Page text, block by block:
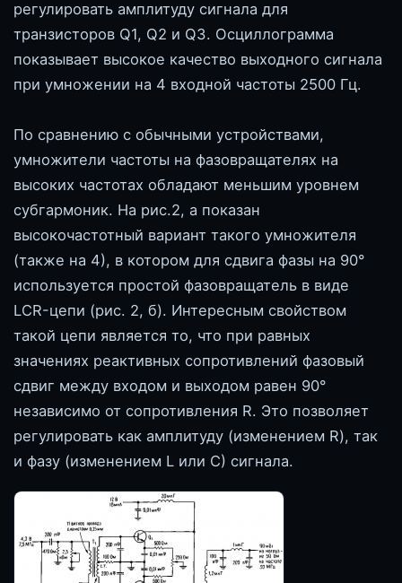
регулировать амплитуду сигнала для
транзисторов Q1, Q2 и Q3. Осциллограмма
показывает высокое качество выходного сигнала
при умножении на 4 входной частоты 2500 Гц.
По сравнению с обычными устройствами,
умножители частоты на фазовращателях на
высоких частотах обладают меньшим уровнем
субгармоник. На рис.2, а показан
высокочастотный вариант такого умножителя
(также на 4), в котором для сдвига фазы на 90°
используется простой фазовращатель в виде
LCR-цепи (рис. 2, б). Интересным свойством
такой цепи является то, что при равных
значениях реактивных сопротивлений фазовый
сдвиг между входом и выходом равен 90°
независимо от сопротивления R. Это позволяет
регулировать как амплитуду (изменением R), так
и фазу (изменением L или С) сигнала.